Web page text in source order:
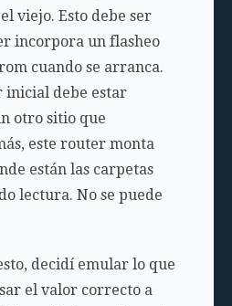
viejo. Esto debe ser
incorpora un flasheo
cuando se arranca.
inicial debe estar
otro sitio que
este router monta
están las carpetas
lectura. No se puede
decidí emular lo que
el valor correcto a